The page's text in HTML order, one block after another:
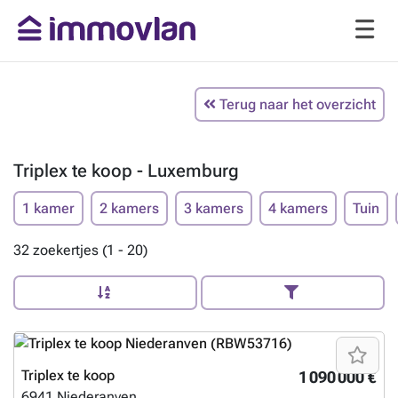
Terug naar het overzicht
Triplex te koop - Luxemburg
1 kamer 2 kamers 3 kamers 4 kamers Tuin
32 zoekertjes (1 - 20)
1 090 000 €
Triplex te koop